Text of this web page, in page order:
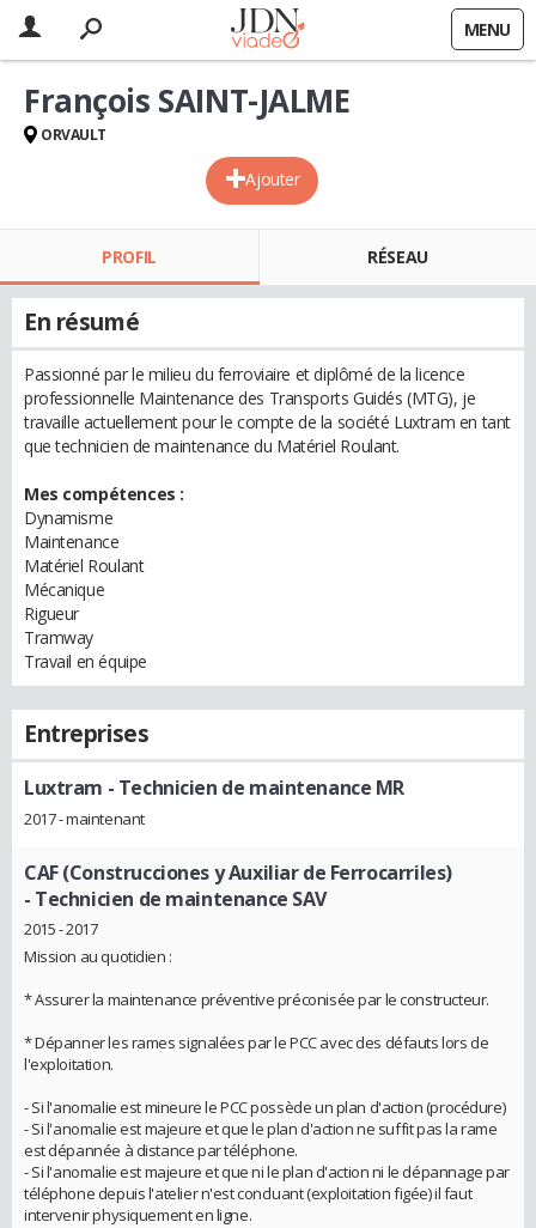
MENU
Ajouter
François SAINT-JALME
ORVAULT
PROFIL RÉSEAU
En résumé
Passionné par le milieu du ferroviaire et diplômé de la licence
professionnelle Maintenance des Transports Guidés (MTG), je
travaille actuellement pour le compte de la société Luxtram en tant
que technicien de maintenance du Matériel Roulant.
Mes compétences :
Dynamisme
Maintenance
Matériel Roulant
Mécanique
Rigueur
Tramway
Travail en équipe
Entreprises
Luxtram - Technicien de maintenance MR
2017 - maintenant
CAF (Construcciones y Auxiliar de Ferrocarriles)
- Technicien de maintenance SAV
2015 - 2017
Mission au quotidien :
* Assurer la maintenance préventive préconisée par le constructeur.
* Dépanner les rames signalées par le PCC avec des défauts lors de
l'exploitation.
- Si l'anomalie est mineure le PCC possède un plan d'action (procédure)
- Si l'anomalie est majeure et que le plan d'action ne suffit pas la rame
est dépannée à distance par téléphone.
- Si l'anomalie est majeure et que ni le plan d'action ni le dépannage par
téléphone depuis l'atelier n'est concluant (exploitation figée) il faut
intervenir physiquement en ligne.